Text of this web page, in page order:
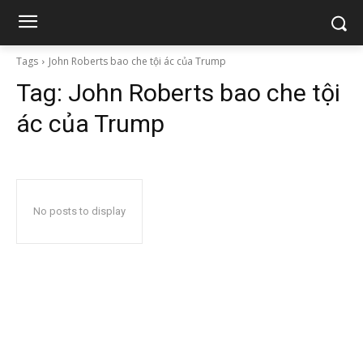
Tags John Roberts bao che tội ác của Trump
Tag: John Roberts bao che tội
ác của Trump
No posts to display